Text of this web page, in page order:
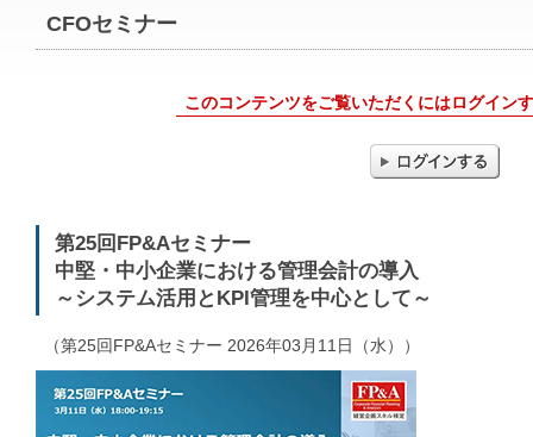
CFOセミナー
このコンテンツをご覧いただくにはログイン
第25回FP&Aセミナー
中堅・中小企業における管理会計の導入
～システム活用とKPI管理を中心として～
（第25回FP&Aセミナー 2026年03月11日（水））